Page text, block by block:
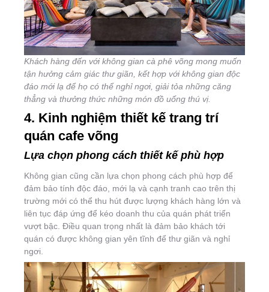
Khách hàng đến với không gian cà phê võng mong muốn
tận hưởng cảm giác thư giãn, kết hợp với không gian độc
đáo mới lạ để họ có thể nghỉ ngơi, giải tỏa những căng
thẳng và thưởng thức những món đồ uống thú vị.
4. Kinh nghiệm thiết kế trang trí
quán cafe võng
Lựa chọn phong cách thiết kế phù hợp
Không gian cũng cần lựa chọn phong cách phù hợp để
đảm bảo tính độc đáo, mới lạ và cạnh tranh cao trên thị
trường mới có thể thu hút được lượng khách hàng lớn và
liên tục đáp ứng để kéo doanh thu của quán phát triển
vượt bậc. Điều quan trọng nhất là đảm bảo khách tới
quán có được không gian yên tĩnh để thư giãn và nghỉ
ngơi.